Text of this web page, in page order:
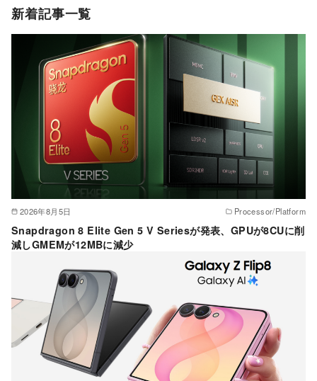
ゴ
新着記事一覧
2026年8月5日 Processor/Platform
Snapdragon 8 Elite Gen 5 V Seriesが発表、GPUが8CUに削
減しGMEMが12MBに減少